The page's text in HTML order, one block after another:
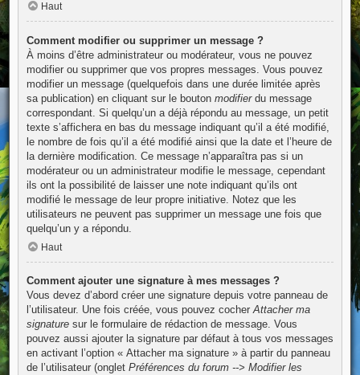
Haut
Comment modifier ou supprimer un message ?
À moins d’être administrateur ou modérateur, vous ne pouvez
modifier ou supprimer que vos propres messages. Vous pouvez
modifier un message (quelquefois dans une durée limitée après
sa publication) en cliquant sur le bouton modifierdu message
correspondant. Si quelqu’un a déjà répondu au message, un petit
texte s’affichera en bas du message indiquant qu’il a été modifié,
le nombre de fois qu’il a été modifié ainsi que la date et l’heure de
la dernière modification. Ce message n’apparaîtra pas si un
modérateur ou un administrateur modifie le message, cependant
ils ont la possibilité de laisser une note indiquant qu’ils ont
modifié le message de leur propre initiative. Notez que les
utilisateurs ne peuvent pas supprimer un message une fois que
quelqu’un y a répondu.
Haut
Comment ajouter une signature à mes messages ?
Vous devez d’abord créer une signature depuis votre panneau de
l’utilisateur. Une fois créée, vous pouvez cocherAttacher ma
signaturesur le formulaire de rédaction de message. Vous
pouvez aussi ajouter la signature par défaut à tous vos messages
en activant l’option « Attacher ma signature » à partir du panneau
de l’utilisateur (onglet Préférences du forum --> Modifier les